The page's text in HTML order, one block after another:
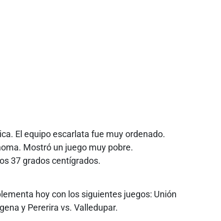
El equipo escarlata fue muy ordenado.
Mostró un juego muy pobre.
37 grados centígrados.
hoy con los siguientes juegos: Unión
y Pererira vs. Valledupar.